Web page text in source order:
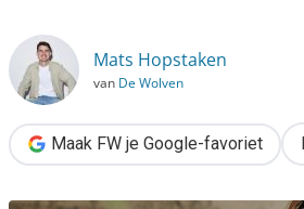
Mats Hopstaken
van De Wolven
Maak FW je Google-favoriet